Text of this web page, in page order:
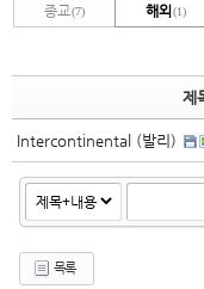
종교(7) 해외(1)
제
Intercontinental (발리)
목록